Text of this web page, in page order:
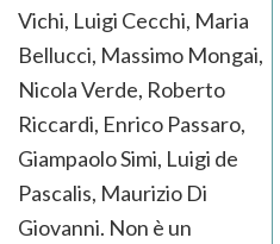
Vichi, Luigi Cecchi, Maria
Bellucci, Massimo Mongai,
Nicola Verde, Roberto
Riccardi, Enrico Passaro,
Giampaolo Simi, Luigi de
Pascalis, Maurizio Di
Giovanni. Non è un